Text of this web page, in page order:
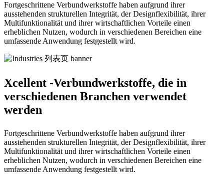
Fortgeschrittene Verbundwerkstoffe haben aufgrund ihrer
ausstehenden strukturellen Integrität, der Designflexibilität, ihrer
Multifunktionalität und ihrer wirtschaftlichen Vorteile einen
erheblichen Nutzen, wodurch in verschiedenen Bereichen eine
umfassende Anwendung festgestellt wird.
Xcellent -Verbundwerkstoffe, die in
verschiedenen Branchen verwendet
werden
Fortgeschrittene Verbundwerkstoffe haben aufgrund ihrer
ausstehenden strukturellen Integrität, der Designflexibilität, ihrer
Multifunktionalität und ihrer wirtschaftlichen Vorteile einen
erheblichen Nutzen, wodurch in verschiedenen Bereichen eine
umfassende Anwendung festgestellt wird.